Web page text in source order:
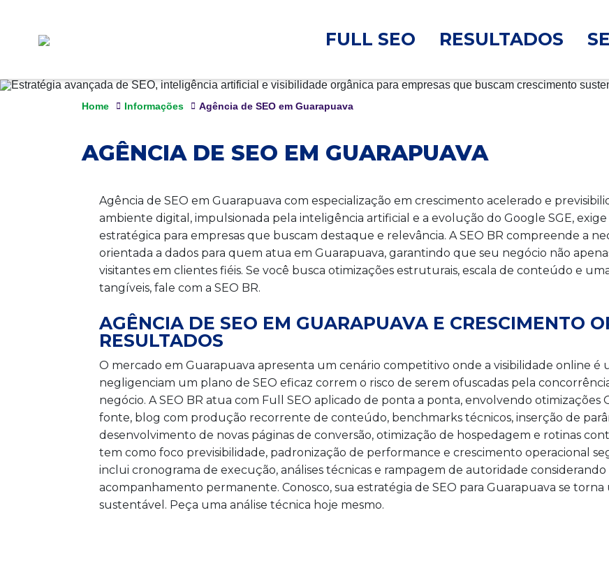
FULL SEO RESULTADOS
Home Informações Agência de SEO em Guarapuava
AGÊNCIA DE SEO EM GUARAPUAVA
Agência de SEO em Guarapuava com especialização em crescimento acelerado e
ambiente digital, impulsionada pela inteligência artificial e a evolução do Google SGE,
estratégica para empresas que buscam destaque e relevância. A SEO BR compreende a
orientada a dados para quem atua em Guarapuava, garantindo que seu negócio não
visitantes em clientes fiéis. Se você busca otimizações estruturais, escala de conteúdo e
tangíveis, fale com a SEO BR.
AGÊNCIA DE SEO EM GUARAPUAVA E CRESCIMENTO
RESULTADOS
O mercado em Guarapuava apresenta um cenário competitivo onde a visibilidade online é
negligenciam um plano de SEO eficaz correm o risco de serem ofuscadas pela
negócio. A SEO BR atua com Full SEO aplicado de ponta a ponta, envolvendo otimizações
fonte, blog com produção recorrente de conteúdo, benchmarks técnicos, inserção de
desenvolvimento de novas páginas de conversão, otimização de hospedagem e rotinas
tem como foco previsibilidade, padronização de performance e crescimento operacional
inclui cronograma de execução, análises técnicas e rampagem de autoridade
acompanhamento permanente. Conosco, sua estratégia de SEO para Guarapuava se
sustentável. Peça uma análise técnica hoje mesmo.